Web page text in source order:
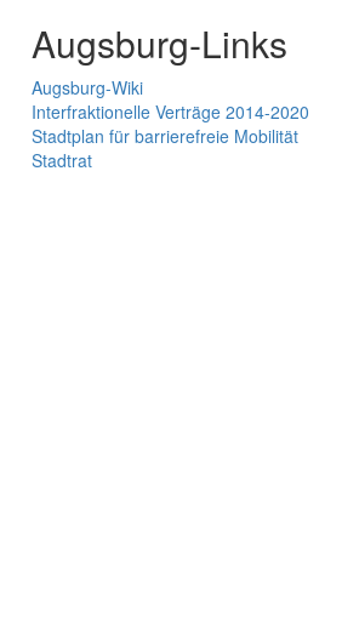
Augsburg-Links
Augsburg-Wiki
Interfraktionelle Verträge 2014-2020
Stadtplan für barrierefreie Mobilität
Stadtrat